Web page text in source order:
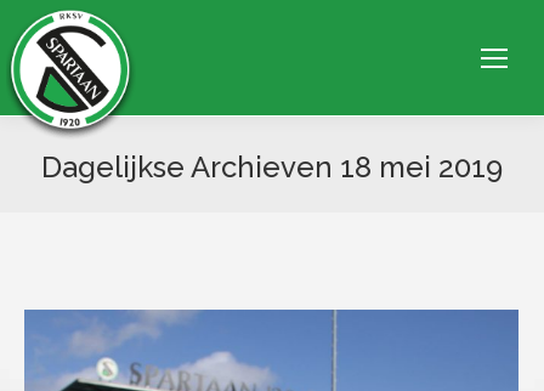
Dagelijkse Archieven 18 mei 2019